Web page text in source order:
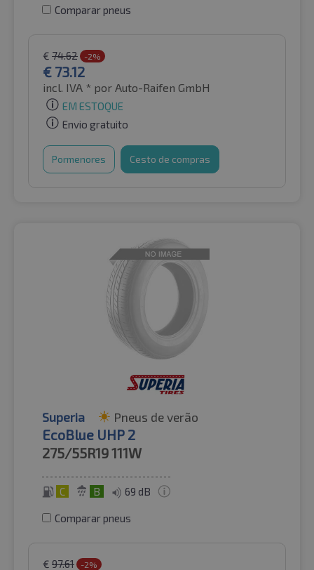
Comparar pneus
€ 74.62 -2%
€ 73.12
incl. IVA * por Auto-Raifen GmbH
EM ESTOQUE
Envio gratuito
Pormenores Cesto de compras
Superia Pneus de verão
EcoBlue UHP 2
275/55R19111W
C B 69 dB
Comparar pneus
€ 97.61 -2%